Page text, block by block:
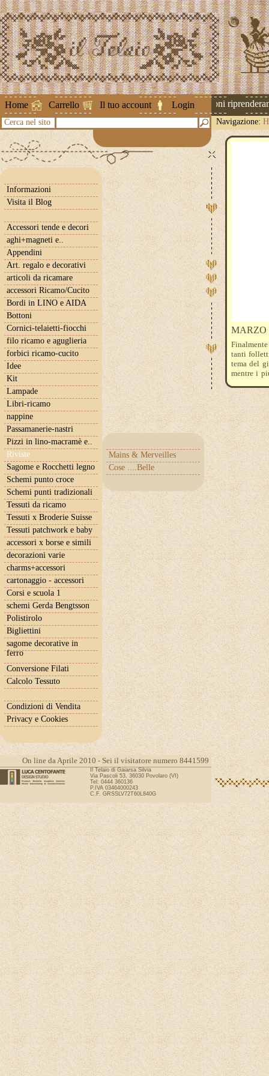
Home Carrello Il tuo account Login
Attenzione ! Le spedizioni
Cerca nel sito Navigazione:
Informazioni
Visita il Blog
Accessori tende e decori
aghi+magneti e..
Appendini
Art. regalo e decorativi
articoli da ricamare
accessori Ricamo/Cucito
Bordi in LINO e AIDA
Bottoni
Cornici-telaietti-fiocchi
filo ricamo e aguglieria
forbici ricamo-cucito
Idee
Kit
Lampade
Libri-ricamo
nappine
Passamanerie-nastri
Pizzi in lino-macramè e..
Riviste
Mains & Merveilles
Cose ....Belle
Sagome e Rocchetti legno
Schemi punto croce
Schemi punti tradizionali
Tessuti da ricamo
Tessuti x Broderie Suisse
Tessuti patchwork e baby
accessori x borse e simili
decorazioni varie
charms+accessori
cartonaggio - accessori
Corsi e scuola 1
schemi Gerda Bengtsson
Polistirolo
Bigliettini
sagome decorative in
ferro
Conversione Filati
Calcolo Tessuto
Condizioni di Vendita
Privacy e Cookies
MARZO
tanti
tema del
mentre i
On line da Aprile 2010 - Sei il visitatore numero 8441599
Il Telaio di Gaiarsa Silvia
Via Pascoli 53, 36030 Povolaro (VI)
Tel: 0444 360136
P.IVA 03464000243
C.F. GRSSLV72T60L840G